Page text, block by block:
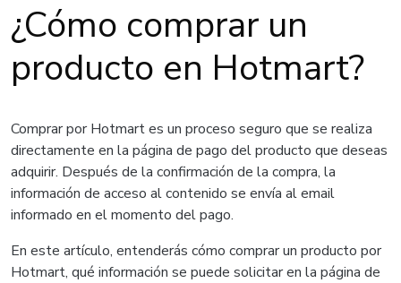
¿Cómo comprar un
producto en Hotmart?
Comprar por Hotmart es un proceso seguro que se realiza
directamente en la página de pago del producto que deseas
adquirir. Después de la confirmación de la compra, la
información de acceso al contenido se envía al email
informado en el momento del pago.
En este artículo, entenderás cómo comprar un producto por
Hotmart, qué información se puede solicitar en la página de